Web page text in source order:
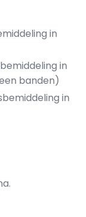
in
in
banden)
in